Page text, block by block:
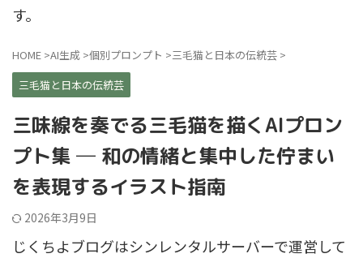
す。
HOME >AI生成 >個別プロンプト >三毛猫と日本の伝統芸 >
三毛猫と日本の伝統芸
三味線を奏でる三毛猫を描くAIプロン
プト集 ─ 和の情緒と集中した佇まい
を表現するイラスト指南
2026年3月9日
じくちよブログはシンレンタルサーバーで運営して